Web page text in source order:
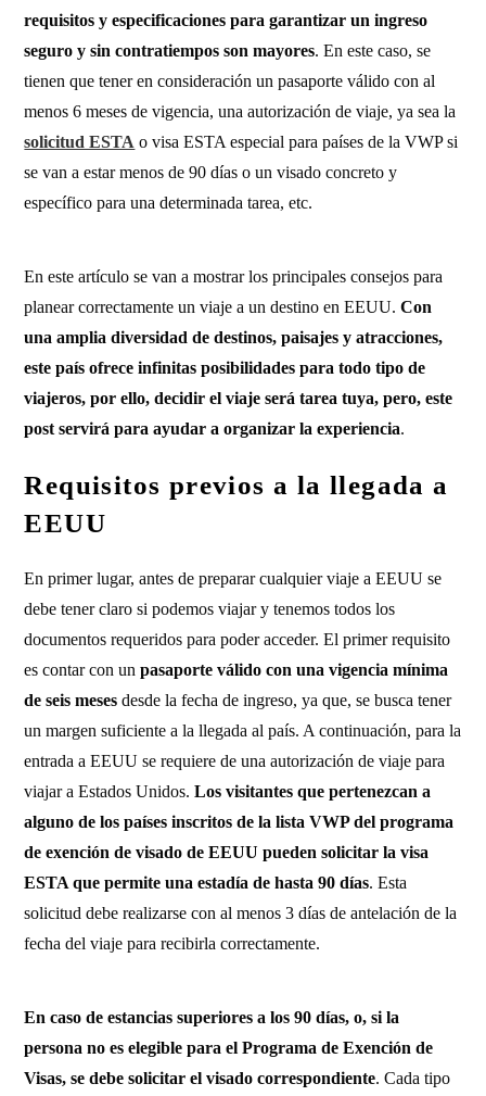
requisitos y especificaciones para garantizar un ingreso
seguro y sin contratiempos son mayores. En este caso, se
tienen que tener en consideración un pasaporte válido con al
menos 6 meses de vigencia, una autorización de viaje, ya sea la
solicitud ESTA o visa ESTA especial para países de la VWP si
se van a estar menos de 90 días o un visado concreto y
específico para una determinada tarea, etc.
En este artículo se van a mostrar los principales consejos para
planear correctamente un viaje a un destino en EEUU.Con
una amplia diversidad de destinos, paisajes y atracciones,
este país ofrece infinitas posibilidades para todo tipo de
viajeros, por ello, decidir el viaje será tarea tuya, pero, este
post servirá para ayudar a organizar la experiencia.
Requisitos previos a la llegada a
EEUU
En primer lugar, antes de preparar cualquier viaje a EEUU se
debe tener claro si podemos viajar y tenemos todos los
documentos requeridos para poder acceder. El primer requisito
es contar con unpasaporte válido con una vigencia mínima
de seis meses desde la fecha de ingreso, ya que, se busca tener
un margen suficiente a la llegada al país. A continuación, para la
entrada a EEUU se requiere de una autorización de viaje para
viajar a Estados Unidos.Los visitantes que pertenezcan a
alguno de los países inscritos de la lista VWP del programa
de exención de visado de EEUU pueden solicitar la visa
ESTA que permite una estadía de hasta 90 días. Esta
solicitud debe realizarse con al menos 3 días de antelación de la
fecha del viaje para recibirla correctamente.
En caso de estancias superiores a los 90 días, o, si la
persona no es elegible para el Programa de Exención de
Visas, se debe solicitar el visado correspondiente. Cada tipo